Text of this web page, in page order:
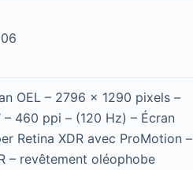
OEL – 2796 x 1290 pixels –
– 460 ppi – (120 Hz) – Écran
Retina XDR avec ProMotion –
– revêtement oléophobe